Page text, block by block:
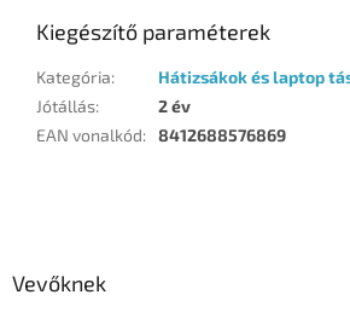
Kiegészítő paraméterek
Kategória:
Hátizsákok és laptop
Jótállás:
2 év
EAN vonalkód: 8412688576869
Vevőknek